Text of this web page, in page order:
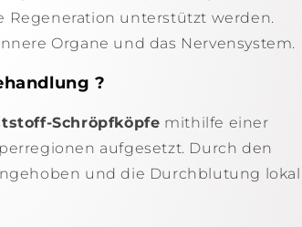
Regeneration unterstützt werden.
Organe und das Nervensystem.
?
Schröpfköpfe mithilfe einer
aufgesetzt. Durch den
und die Durchblutung lokal